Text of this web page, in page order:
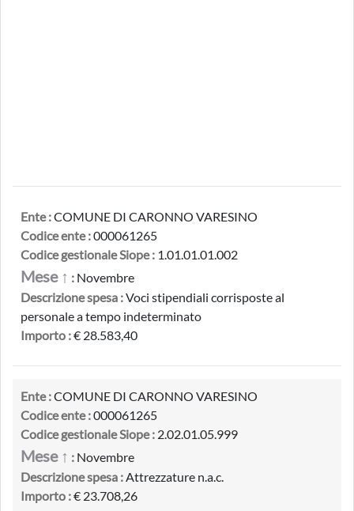
Ente :COMUNE DI CARONNO VARESINO
Codice ente :000061265
Codice gestionale Siope : 1.01.01.01.002
Mese ↑ : Novembre
Descrizione spesa :Voci stipendiali corrisposte al
personale a tempo indeterminato
Importo :€ 28.583,40
Ente :COMUNE DI CARONNO VARESINO
Codice ente :000061265
Codice gestionale Siope : 2.02.01.05.999
Mese ↑ : Novembre
Descrizione spesa :Attrezzature n.a.c.
Importo :€ 23.708,26